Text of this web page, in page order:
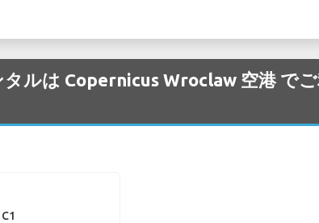
ルは Copernicus Wroclaw 空港 で